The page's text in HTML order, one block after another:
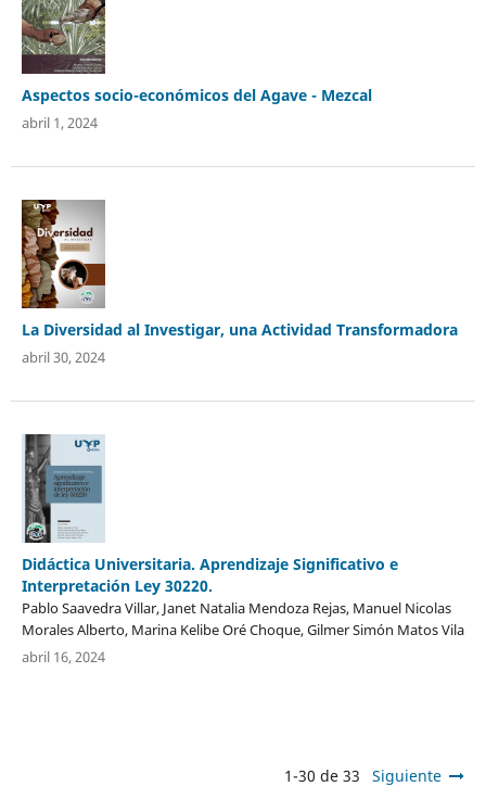
Aspectos socio-económicos del Agave - Mezcal
abril 1, 2024
La Diversidad al Investigar, una Actividad Transformadora
abril 30, 2024
Didáctica Universitaria. Aprendizaje Significativo e
Interpretación Ley 30220.
Pablo Saavedra Villar, Janet Natalia Mendoza Rejas, Manuel Nicolas
Morales Alberto, Marina Kelibe Oré Choque, Gilmer Simón Matos Vila
abril 16, 2024
1-30 de 33 Siguiente